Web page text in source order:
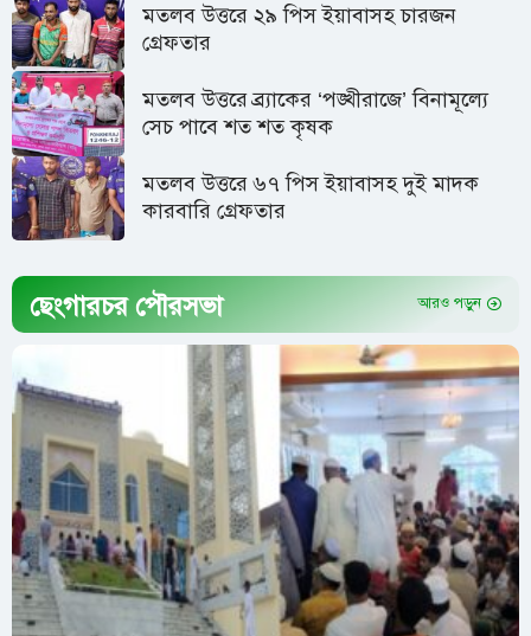
মতলব উত্তরে ২৯ পিস ইয়াবাসহ চারজন
গ্রেফতার
মতলব উত্তরে ব্র্যাকের ‘পঙ্খীরাজে’ বিনামূল্যে
সেচ পাবে শত শত কৃষক
মতলব উত্তরে ৬৭ পিস ইয়াবাসহ দুই মাদক
কারবারি গ্রেফতার
ছেংগারচর পৌরসভা আরও পড়ুন